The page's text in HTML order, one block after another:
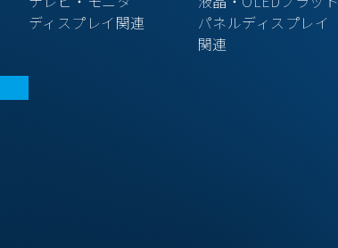
ディスプレイ関連
パネルディスプレイ
関連